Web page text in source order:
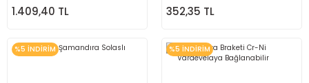
1.409,40 TL 352,35 TL
%5 İNDİRİM %5 İNDİRİM